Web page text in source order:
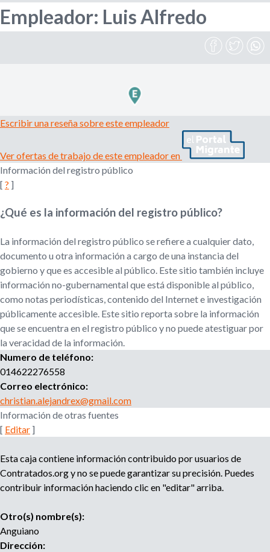
r
b
q
u
e
d
a
l
e
o
r
e
u
a
d
r
o
a
g
e
n
c
i
a
d
e
e
l
u
t
m
e
Empleador: Luis Alfredo
Escribir una reseña sobre este empleador
Ver ofertas de trabajo de este empleador en
Información del registro público
[ ? ]
¿Qué es la información del registro público?
La información del registro público se refiere a cualquier dato,
documento u otra información a cargo de una instancia del
gobierno y que es accesible al público. Este sitio también incluye
información no-gubernamental que está disponible al público,
como notas periodísticas, contenido del Internet e investigación
públicamente accesible. Este sitio reporta sobre la información
que se encuentra en el registro público y no puede atestiguar por
la veracidad de la información.
Numero de teléfono:
014622276558
Correo electrónico:
christian.alejandrex@gmail.com
Información de otras fuentes
[ Editar ]
Esta caja contiene información contribuido por usuarios de
Contratados.org y no se puede garantizar su precisión. Puedes
contribuir información haciendo clic en "editar" arriba.
Otro(s) nombre(s):
Anguiano
Dirección: